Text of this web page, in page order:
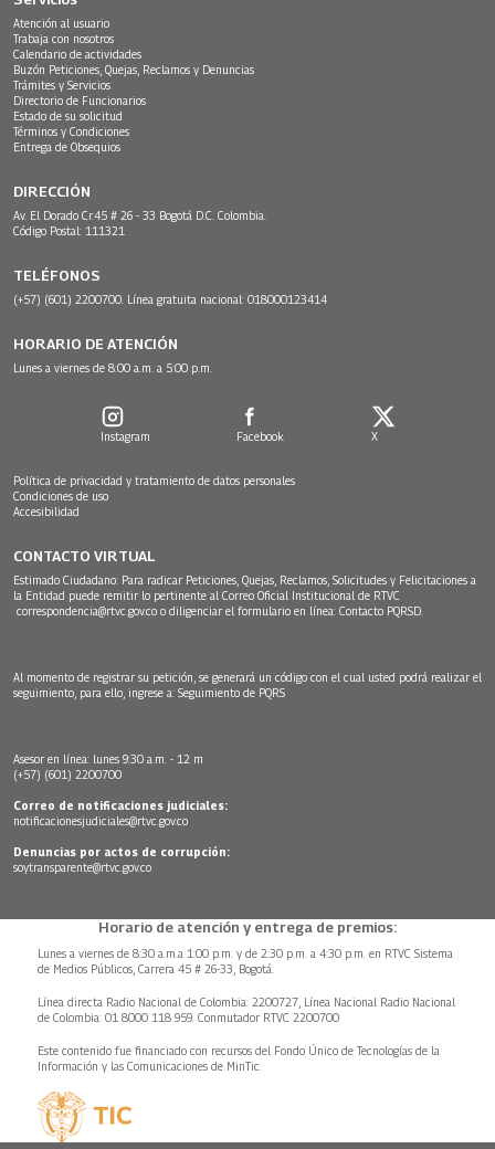
Atención al usuario
Trabaja con nosotros
Calendario de actividades
Buzón Peticiones, Quejas, Reclamos y Denuncias
Trámites y Servicios
Directorio de Funcionarios
Estado de su solicitud
Términos y Condiciones
Entrega de Obsequios
DIRECCIÓN
Av. El Dorado Cr.45 # 26 - 33 Bogotá D.C. Colombia.
Código Postal: 111321
TELÉFONOS
(+57) (601) 2200700. Línea gratuita nacional: 018000123414
HORARIO DE ATENCIÓN
Lunes a viernes de 8:00 a.m. a 5:00 p.m.
Instagram Facebook X
Política de privacidad y tratamiento de datos personales
Condiciones de uso
Accesibilidad
CONTACTO VIRTUAL
Estimado Ciudadano: Para radicar Peticiones, Quejas, Reclamos, Solicitudes y Felicitaciones a
la Entidad puede remitir lo pertinente al Correo Oficial Institucional de RTVC
correspondencia@rtvc.gov.co o diligenciar el formulario en línea: Contacto PQRSD.
Al momento de registrar su petición, se generará un código con el cual usted podrá realizar el
seguimiento, para ello, ingrese a: Seguimiento de PQRS
Asesor en línea: lunes 9:30 a.m. - 12 m
(+57) (601) 2200700
Correo de notificaciones judiciales:
notificacionesjudiciales@rtvc.gov.co
Denuncias por actos de corrupción:
soytransparente@rtvc.gov.co
Horario de atención y entrega de premios:
Lunes a viernes de 8:30 a.m.a 1:00 p.m. y de 2:30 p.m. a 4:30 p.m. en RTVC Sistema
de Medios Públicos, Carrera 45 # 26-33, Bogotá.
Línea directa Radio Nacional de Colombia: 2200727, Línea Nacional Radio Nacional
de Colombia: 01 8000 118 959. Conmutador RTVC 2200700
Este contenido fue financiado con recursos del Fondo Único de Tecnologías de la
Información y las Comunicaciones de MinTic.